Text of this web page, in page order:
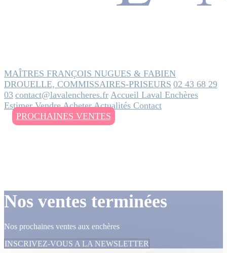
MAÎTRES FRANÇOIS NUGUES & FABIEN
DROUELLE, COMMISSAIRES-PRISEURS 02 43 68 29
03 contact@lavalencheres.fr Accueil Laval Enchères
EstimerVendreAcheterActualités Contact
PROCHAINES VENTES
Nos ventes terminées
Nos prochaines ventes aux enchères
INSCRIVEZ-VOUS A LA NEWSLETTER